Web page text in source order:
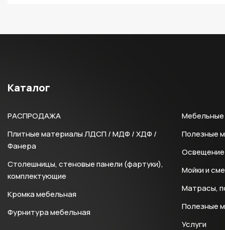
Каталог
РАСПРОДАЖА
Плитные материалы ЛДСП / МДФ / ХДФ /
Фанера
Столешницы, стеновые панели (фартуки),
комплектующие
Кромка мебельная
Фурнитура мебельная
Мебельные
Полезные
Освещение
Мойки и
Матрасы,
Полезные
Услуги